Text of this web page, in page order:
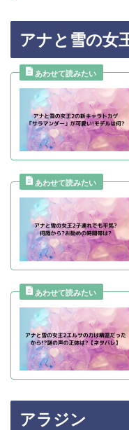
アナと雪の女
アラジン